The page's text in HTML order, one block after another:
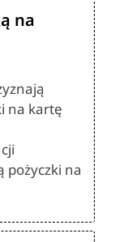
na
na kartę
pożyczki na